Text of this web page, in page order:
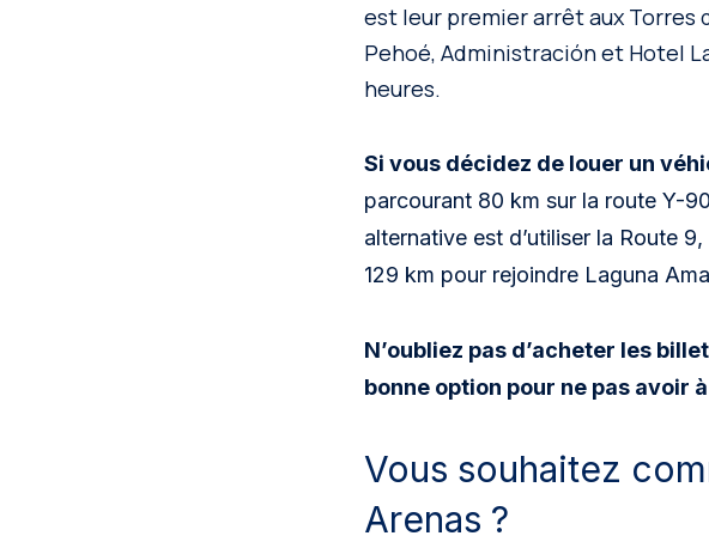
est leur premier arrêt aux Torres
Pehoé, Administración et Hotel
heures.
Si vous décidez de louer un
parcourant 80 km sur la route Y-
alternative est d’utiliser la Route
129 km pour rejoindre Laguna
N’oubliez pas d’acheter les
bonne option pour ne pas avoir
Vous souhaitez
Arenas ?